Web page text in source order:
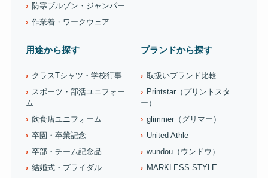
防寒ブルゾン・ジャンパー
作業着・ワークウェア
用途から探す
クラスTシャツ・学校行事
スポーツ・部活ユニフォー
ム
飲食店ユニフォーム
卒園・卒業記念
卒部・チーム記念品
結婚式・ブライダル
ブランドから探す
取扱いブランド比較
Printstar（プリントスタ
ー）
glimmer（グリマー）
United Athle
wundou（ウンドウ）
MARKLESS STYLE